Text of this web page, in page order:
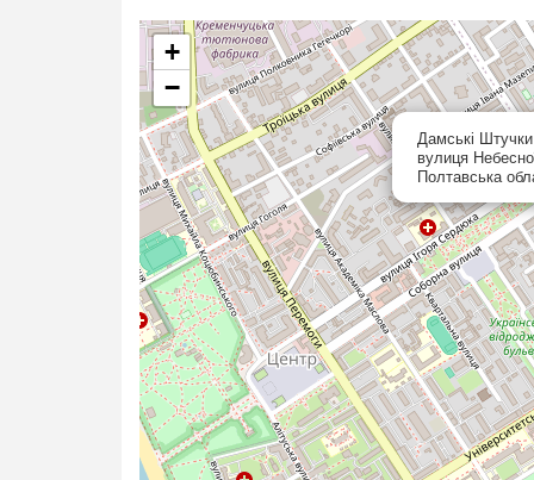
Дамські Штучки
вулиця
Полтавська
+
−